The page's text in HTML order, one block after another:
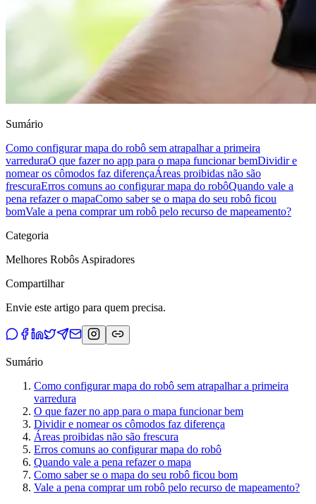
Sumário
Como configurar mapa do robô sem atrapalhar a primeira
varreduraO que fazer no app para o mapa funcionar bemDividir e
nomear os cômodos faz diferençaÁreas proibidas não são
frescuraErros comuns ao configurar mapa do robôQuando vale a
pena refazer o mapaComo saber se o mapa do seu robô ficou
bomVale a pena comprar um robô pelo recurso de mapeamento?
Categoria
Melhores Robôs Aspiradores
Compartilhar
Envie este artigo para quem precisa.
Sumário
Como configurar mapa do robô sem atrapalhar a primeira
varredura
O que fazer no app para o mapa funcionar bem
Dividir e nomear os cômodos faz diferença
Áreas proibidas não são frescura
Erros comuns ao configurar mapa do robô
Quando vale a pena refazer o mapa
Como saber se o mapa do seu robô ficou bom
Vale a pena comprar um robô pelo recurso de mapeamento?